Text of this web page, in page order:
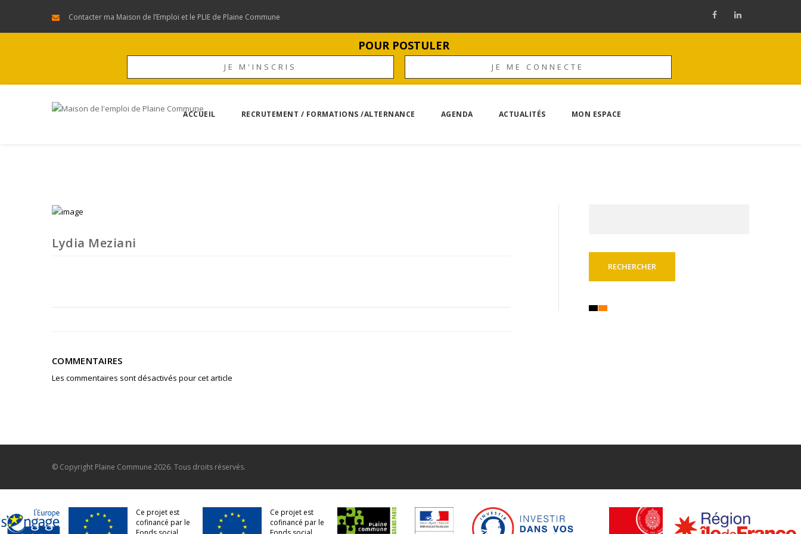
Contacter ma Maison de l’Emploi et le PLIE de Plaine Commune
POUR POSTULER
JE M'INSCRIS JE ME CONNECTE
ACCUEIL RECRUTEMENT / FORMATIONS /ALTERNANCE AGENDA ACTUALITÉS MON ESPACE
Lydia Meziani
COMMENTAIRES
Les commentaires sont désactivés pour cet article
© Copyright Plaine Commune 2026. Tous droits réservés.
Ce projet est
cofinancé par le
Ce projet est
cofinancé par le